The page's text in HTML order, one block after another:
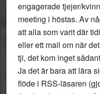
engagerade tjejer/
meeting i höstas. Av
att alla som varit där
eller ett mail om när
tji, det kom inget
Ja det är bara att lära
flöde i RSS-läsaren